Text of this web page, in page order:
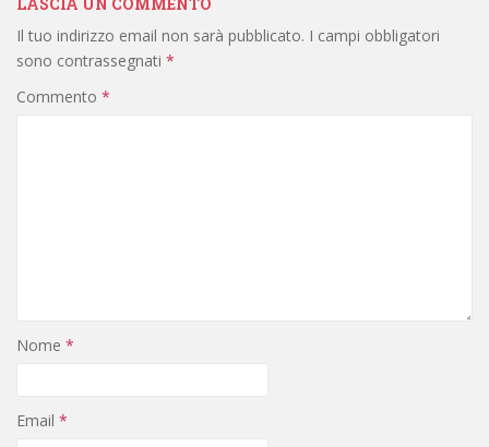
Il tuo indirizzo email non sarà pubblicato. I campi obbligatori
sono contrassegnati *
Commento *
Nome *
Email *